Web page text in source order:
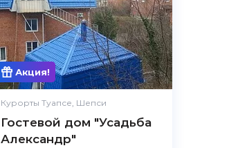
Акция!
Курорты Туапсе, Шепси
Гостевой дом "Усадьба
Александр"